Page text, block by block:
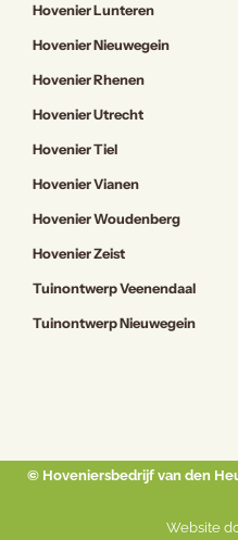
Hovenier Lunteren
Hovenier Nieuwegein
Hovenier Rhenen
Hovenier Utrecht
Hovenier Tiel
Hovenier Vianen
Hovenier Woudenberg
Hovenier Zeist
Tuinontwerp Veenendaal
Tuinontwerp Nieuwegein
© Hoveniersbedrijf van den
Website